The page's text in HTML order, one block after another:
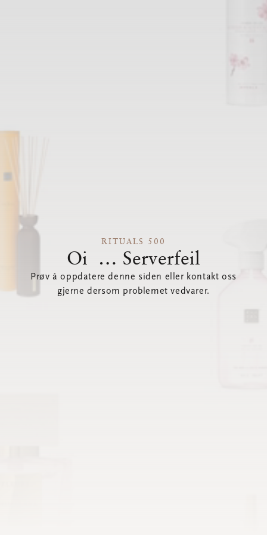
RITUALS 500
Oi … Serverfeil
Prøv å oppdatere denne siden eller kontakt oss
gjerne dersom problemet vedvarer.